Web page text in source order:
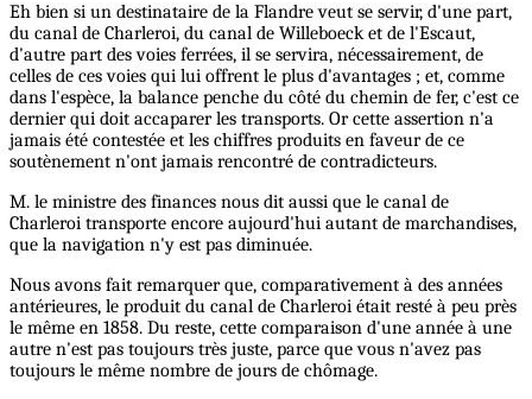
Eh bien si un destinataire de la Flandre veut se servir, d'une part,
du canal de Charleroi, du canal de Willeboeck et de l'Escaut,
d'autre part des voies ferrées, il se servira, nécessairement, de
celles de ces voies qui lui offrent le plus d'avantages ; et, comme
dans l'espèce, la balance penche du côté du chemin de fer, c'est ce
dernier qui doit accaparer les transports. Or cette assertion n'a
jamais été contestée et les chiffres produits en faveur de ce
soutènement n'ont jamais rencontré de contradicteurs.
M. le ministre des finances nous dit aussi que le canal de
Charleroi transporte encore aujourd'hui autant de marchandises,
que la navigation n'y est pas diminuée.
Nous avons fait remarquer que, comparativement à des années
antérieures, le produit du canal de Charleroi était resté à peu près
le même en 1858. Du reste, cette comparaison d'une année à une
autre n'est pas toujours très juste, parce que vous n'avez pas
toujours le même nombre de jours de chômage.